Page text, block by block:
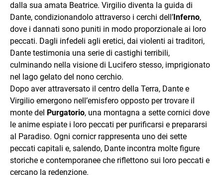
dalla sua amata Beatrice. Virgilio diventa la guida di
Dante, condizionandolo attraverso i cerchi dell’Inferno,
dove i dannati sono puniti in modo proporzionale ai loro
peccati. Dagli infedeli agli eretici, dai violenti ai traditori,
Dante testimonia una serie di castighi terribili,
culminando nella visione di Lucifero stesso, imprigionato
nel lago gelato del nono cerchio.
Dopo aver attraversato il centro della Terra, Dante e
Virgilio emergono nell’emisfero opposto per trovare il
monte del Purgatorio, una montagna a sette cornici dove
le anime espiate i loro peccati per purificarsi e prepararsi
al Paradiso. Ogni cornicr rappresenta uno dei sette
peccati capitali e, salendo, Dante incontra molte figure
storiche e contemporanee che riflettono sui loro peccati e
cercano la redenzione.